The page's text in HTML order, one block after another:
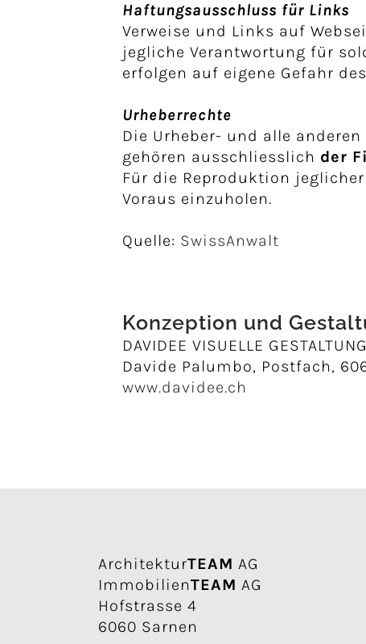
Haftungsausschluss für Links
Verweise und Links auf
jegliche Verantwortung für
erfolgen auf eigene Gefahr
Urheberrechte
Die Urheber- und alle
gehören ausschliesslich der
Für die Reproduktion
Voraus einzuholen.
Quelle: SwissAnwalt
Konzeption und
DAVIDEE VISUELLE GESTALTUNG
Davide Palumbo, Postfach,
www.davidee.ch
ArchitekturTEAM AG
ImmobilienTEAM AG
Hofstrasse 4
6060 Sarnen